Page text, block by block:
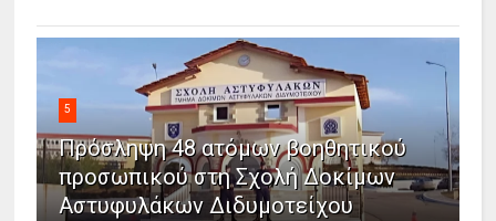
5
Πρόσληψη 48 ατόμων βοηθητικού
προσωπικού στη Σχολή Δοκίμων
Αστυφυλάκων Διδυμοτείχου